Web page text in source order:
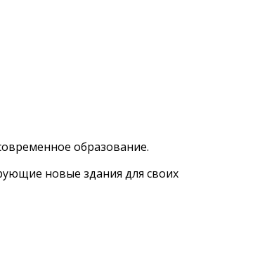
образование.
новые здания для своих